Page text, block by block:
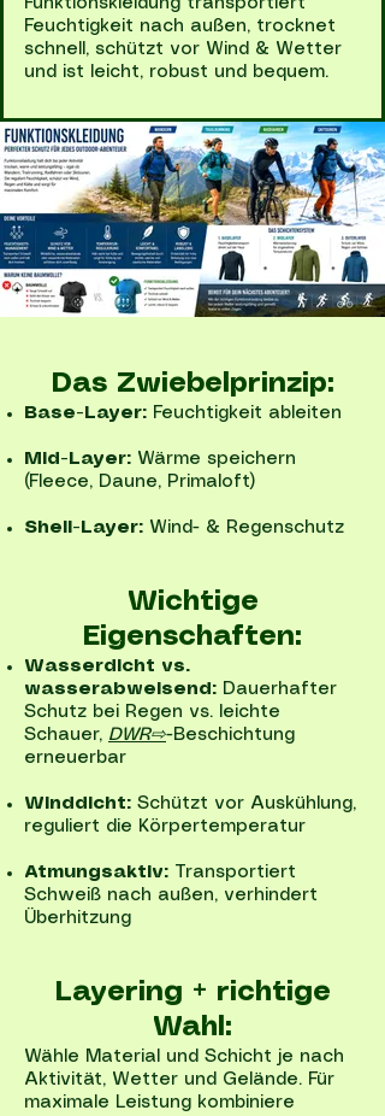
Funktionskleidung transportiert
Feuchtigkeit nach außen, trocknet
schnell, schützt vor Wind & Wetter
und ist leicht, robust und bequem.
Das Zwiebelprinzip:
Base-Layer: Feuchtigkeit ableiten
Mid-Layer: Wärme speichern
(Fleece, Daune, Primaloft)
Shell-Layer: Wind- & Regenschutz
Wichtige
Eigenschaften:
Wasserdicht vs.
wasserabweisend: Dauerhafter
Schutz bei Regen vs. leichte
Schauer, DWR⇨-Beschichtung
erneuerbar
Winddicht: Schützt vor Auskühlung,
reguliert die Körpertemperatur
Atmungsaktiv:
Transportiert
Schweiß nach außen, verhindert
Überhitzung
Layering + richtige
Wahl:
Wähle Material und Schicht je nach
Aktivität, Wetter und Gelände. Für
maximale Leistung kombiniere